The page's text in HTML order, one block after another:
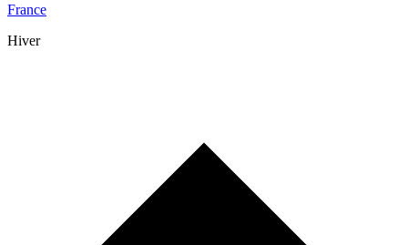
France
Hiver